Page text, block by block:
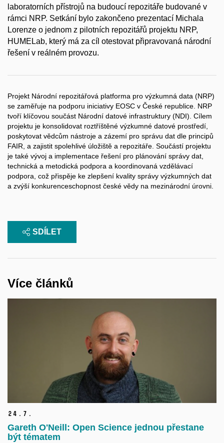
laboratorních přístrojů na budoucí repozitáře budované v
rámci NRP. Setkání bylo zakončeno prezentací Michala
Lorenze o jednom z pilotních repozitářů projektu NRP,
HUMELab, který má za cíl otestovat připravovaná národní
řešení v reálném provozu.
Projekt Národní repozitářová platforma pro výzkumná data (NRP)
se zaměřuje na podporu iniciativy EOSC v České republice. NRP
tvoří klíčovou součást Národní datové infrastruktury (NDI). Cílem
projektu je konsolidovat roztříštěné výzkumné datové prostředí,
poskytovat vědcům nástroje a zázemí pro správu dat dle principů
FAIR, a zajistit spolehlivé úložiště a repozitáře. Součástí projektu
je také vývoj a implementace řešení pro plánování správy dat,
technická a metodická podpora a koordinovaná vzdělávací
podpora, což přispěje ke zlepšení kvality správy výzkumných dat
a zvýší konkurenceschopnost české vědy na mezinárodní úrovni.
SDÍLET
Více článků
24. 7.
Gareth O'Neill: Open Science jednou přestane
být tématem